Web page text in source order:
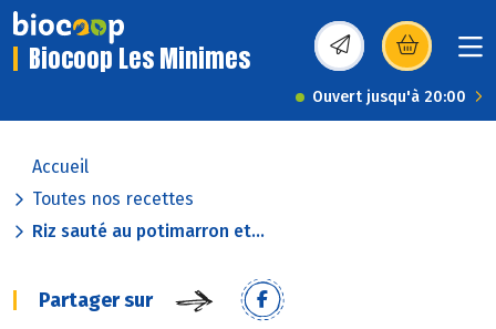
Biocoop Les Minimes (s’ouvre dans une
Ouvert jusqu'à 20:00
Accueil
Toutes nos recettes
Riz sauté au potimarron et...
Partager sur